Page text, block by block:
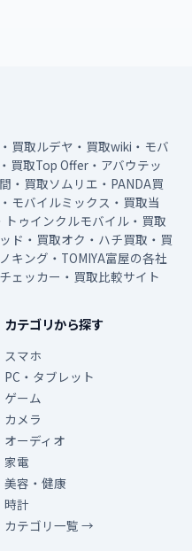
買取ルデヤ・買取wiki・モバ
買取Top Offer・アバウテッ
・買取ソムリエ・PANDA買
モバイルミックス・買取当
ゥインクルモバイル・買取
ド・買取オク・ハチ買取・買
キング・TOMIYA富屋の各社
ェッカー・買取比較サイト
カテゴリから探す
スマホ
PC・タブレット
ゲーム
カメラ
オーディオ
家電
美容・健康
時計
カテゴリ一覧 →